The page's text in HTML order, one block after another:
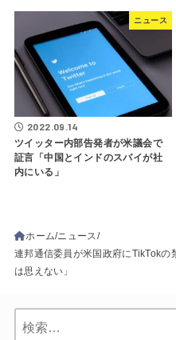
ニュース
2022.09.14
ツイッター内部告発者が米議会で
証言「中国とインドのスパイが社
内にいる」
ホーム ニュース
連邦通信委員が米国政府にTikTokの
は思えない」